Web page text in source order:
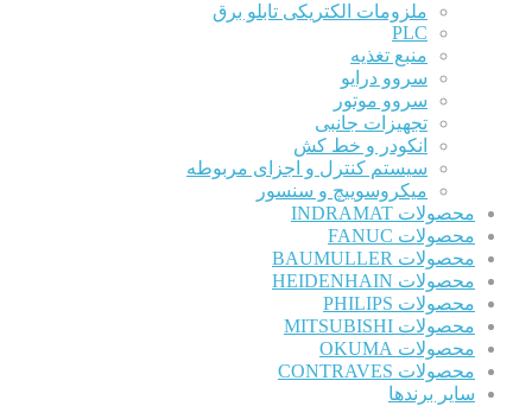
ملزومات الکتریکی تابلو برق
PLC
منبع تغذیه
سروو درایو
سروو موتور
تجهیزات جانبی
انکودر و خط کش
سیستم کنترل و اجزای مربوطه
میکروسوییچ و سنسور
محصولات INDRAMAT
محصولات FANUC
محصولات BAUMULLER
محصولات HEIDENHAIN
محصولات PHILIPS
محصولات MITSUBISHI
محصولات OKUMA
محصولات CONTRAVES
سایر برندها